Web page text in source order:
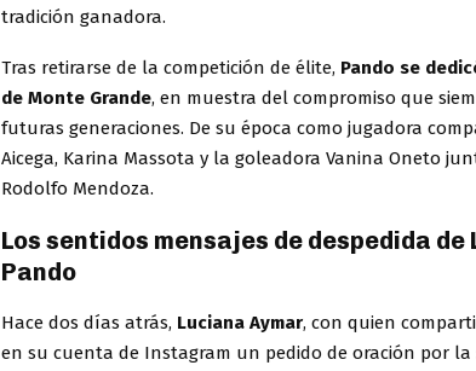
tradición ganadora.
Tras retirarse de la competición de élite, Pando se
de Monte Grande, en muestra del compromiso que
futuras generaciones. De su época como jugadora
Aicega, Karina Massota y la goleadora Vanina Oneto
Rodolfo Mendoza.
Los sentidos mensajes de despedida de
Pando
Hace dos días atrás, Luciana Aymar, con quien
en su cuenta de Instagram un pedido de oración por la